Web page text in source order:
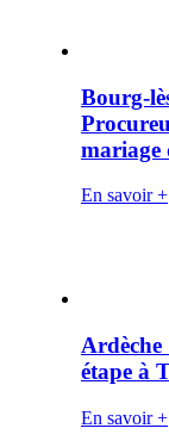
Bourg-
mariage
En savoir +
étape à
En savoir +